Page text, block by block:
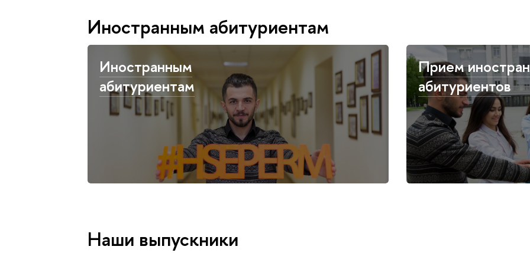
Иностранным абитуриентам
Иностранным
абитуриентам
Прием
абитуриентов
Наши выпускники